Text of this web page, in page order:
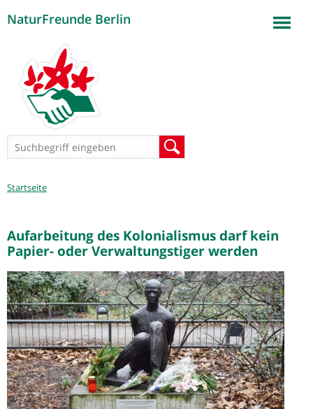
NaturFreunde Berlin
Suchformular
Sie
Startseite
Aufarbeitung des Kolonialismus darf kein
Papier- oder Verwaltungstiger werden